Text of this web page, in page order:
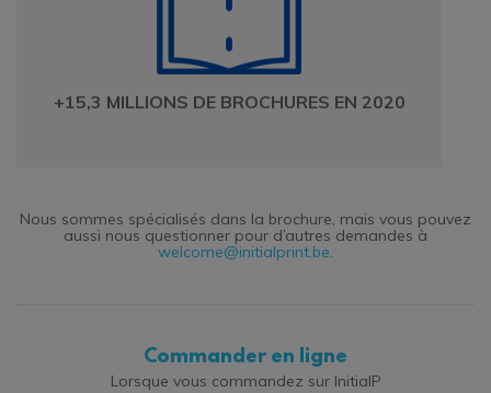
+15,3 MILLIONS DE BROCHURES EN 2020
Nous sommes spécialisés dans la brochure, mais vous pouvez
aussi nous questionner pour d’autres demandes à
welcome@initialprint.be.
Commander en ligne
Lorsque vous commandez sur InitialP